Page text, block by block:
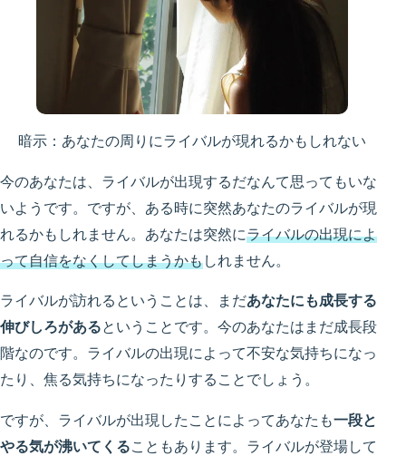
暗示：あなたの周りにライバルが現れるかもしれない
今のあなたは、ライバルが出現するだなんて思ってもいな
いようです。ですが、ある時に突然あなたのライバルが現
れるかもしれません。あなたは突然にライバルの出現によ
って自信をなくしてしまうかもしれません。
ライバルが訪れるということは、まだあなたにも成長する
伸びしろがあるということです。今のあなたはまだ成長段
階なのです。ライバルの出現によって不安な気持ちになっ
たり、焦る気持ちになったりすることでしょう。
ですが、ライバルが出現したことによってあなたも一段と
やる気が沸いてくることもあります。ライバルが登場して